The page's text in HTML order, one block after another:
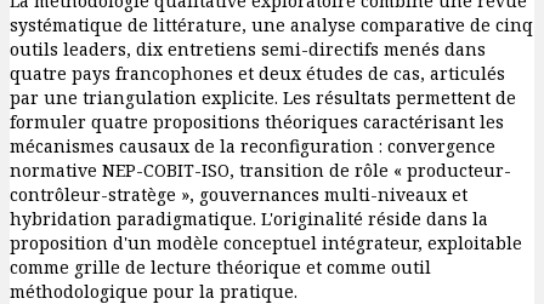
systématique de littérature, une analyse comparative de cinq
outils leaders, dix entretiens semi-directifs menés dans
quatre pays francophones et deux études de cas, articulés
par une triangulation explicite. Les résultats permettent de
formuler quatre propositions théoriques caractérisant les
mécanismes causaux de la reconfiguration : convergence
normative NEP-COBIT-ISO, transition de rôle « producteur-
contrôleur-stratège », gouvernances multi-niveaux et
hybridation paradigmatique. L'originalité réside dans la
proposition d'un modèle conceptuel intégrateur, exploitable
comme grille de lecture théorique et comme outil
méthodologique pour la pratique.